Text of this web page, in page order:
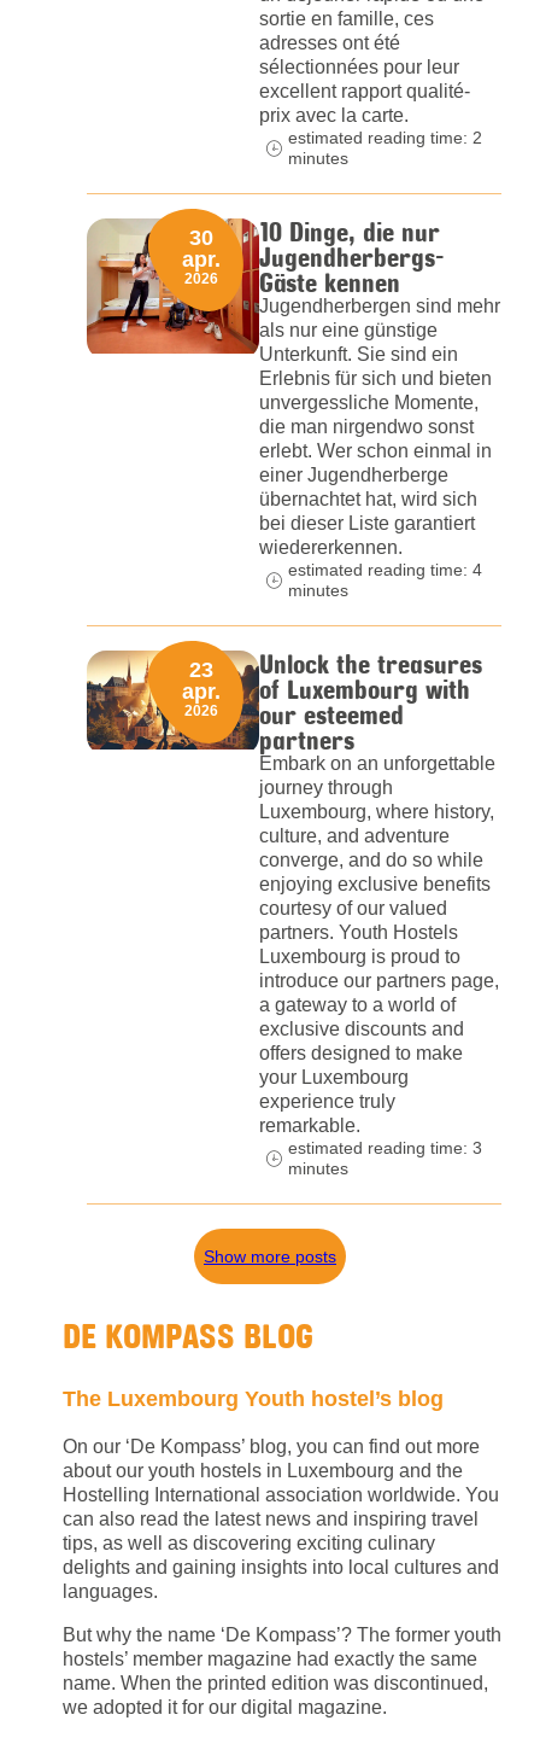
sortie en famille, ces
adresses ont été
sélectionnées pour leur
excellent rapport qualité-
prix avec la carte.
estimated reading time: 2
minutes
10 Dinge, die nur
Jugendherbergs-
Gäste kennen
Jugendherbergen sind mehr
als nur eine günstige
Unterkunft. Sie sind ein
Erlebnis für sich und bieten
unvergessliche Momente,
die man nirgendwo sonst
erlebt. Wer schon einmal in
einer Jugendherberge
übernachtet hat, wird sich
bei dieser Liste garantiert
wiedererkennen.
30
apr.
2026
estimated reading time: 4
minutes
Unlock the treasures
of Luxembourg with
our esteemed
partners
Embark on an unforgettable
journey through
Luxembourg, where history,
culture, and adventure
converge, and do so while
enjoying exclusive benefits
courtesy of our valued
partners. Youth Hostels
Luxembourg is proud to
introduce our partners page,
a gateway to a world of
exclusive discounts and
offers designed to make
your Luxembourg
experience truly
remarkable.
23
apr.
2026
estimated reading time: 3
minutes
Show more posts
DE KOMPASS BLOG
The Luxembourg Youth hostel’s blog
On our ‘De Kompass’ blog, you can find out more
about our youth hostels in Luxembourg and the
Hostelling International association worldwide. You
can also read the latest news and inspiring travel
tips, as well as discovering exciting culinary
delights and gaining insights into local cultures and
languages.
But why the name ‘De Kompass’? The former youth
hostels’ member magazine had exactly the same
name. When the printed edition was discontinued,
we adopted it for our digital magazine.